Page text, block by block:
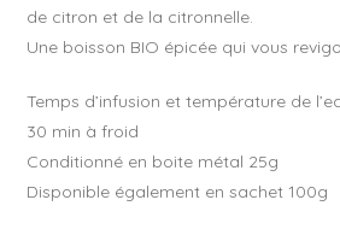
de citron et de la citronnelle.
Une boisson BIO épicée qui vous
Temps d’infusion et température de
30 min à froid
Conditionné en boite métal 25g
Disponible également en sachet 100g